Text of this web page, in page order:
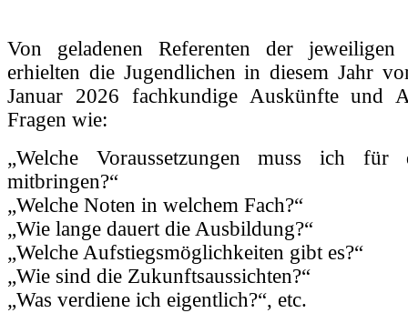
Von geladenen Referenten der jeweiligen
erhielten die Jugendlichen in diesem Jahr
Januar 2026 fachkundige Auskünfte und
Fragen wie:
„Welche Voraussetzungen muss ich für
mitbringen?“
„Welche Noten in welchem Fach?“
„Wie lange dauert die Ausbildung?“
„Welche Aufstiegsmöglichkeiten gibt es?“
„Wie sind die Zukunftsaussichten?“
„Was verdiene ich eigentlich?“, etc.